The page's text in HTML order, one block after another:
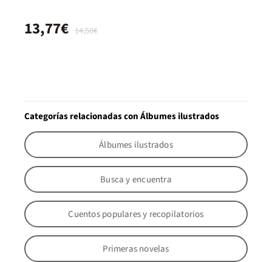
14,50€
13,77€
Categorías relacionadas con Álbumes ilustrados
Álbumes ilustrados
Busca y encuentra
Cuentos populares y recopilatorios
Primeras novelas